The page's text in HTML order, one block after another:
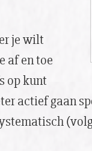
je wilt
af en toe
op kunt
actief gaan